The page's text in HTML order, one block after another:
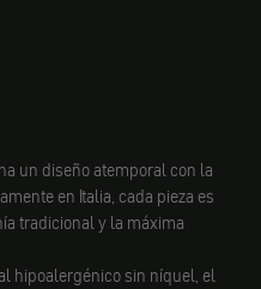
un diseño atemporal con la
en Italia, cada pieza es
tradicional y la máxima
hipoalergénico sin níquel, el